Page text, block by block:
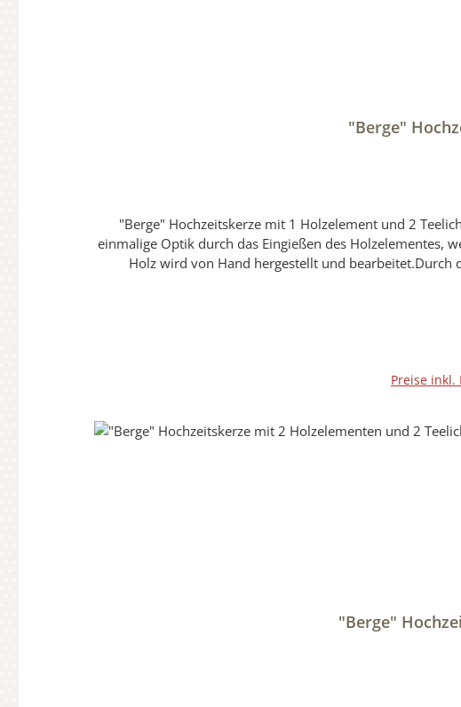
"Berge"
"Berge" Hochzeitskerze mit 1 Holzelement und 2 Teelichter 20 x 20 cm "selbstgestaltet und Oberfläche versiegelt
einmalige Optik durch das Eingießen des Holzelementes,
Holz wird von Hand hergestellt und bearbeitet.Durch
nicht
Preise inkl.
"Berge"